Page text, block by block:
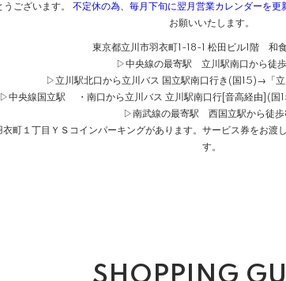
ございます。 不定休の為、毎月下旬に翌月営業カレンダーを更
お願いいたします。
東京都立川市羽衣町1-18-1 松田ビル1階 和
▷中央線の最寄駅 立川駅南口から徒
▷立川駅北口から立川バス 国立駅南口行き(国15)→「
▷中央線国立駅 ・南口から立川バス 立川駅南口行[音高経由](国
▷南武線の最寄駅 西国立駅から徒
町１丁目ＹＳコインパーキングがあります。サービス券をお渡
す。